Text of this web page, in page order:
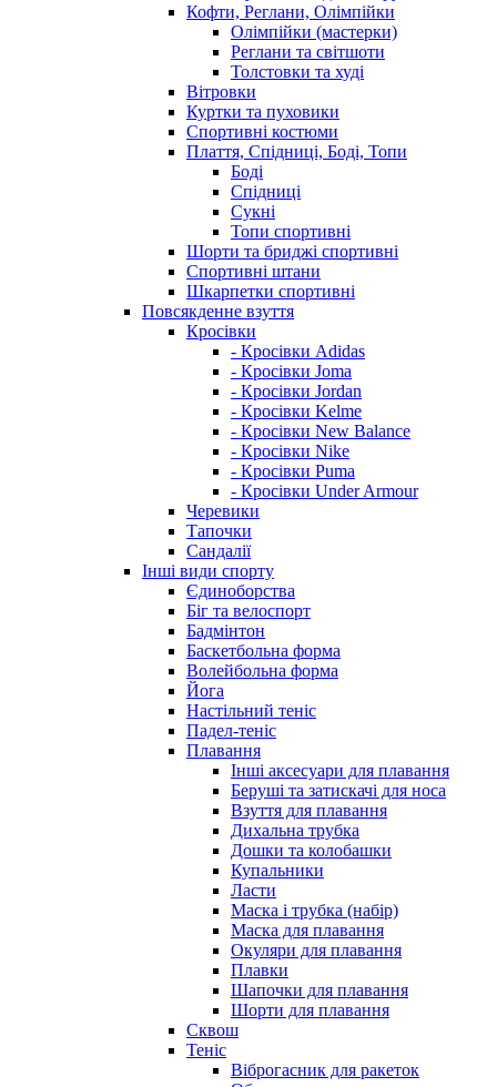
Кофти, Реглани, Олімпійки
Олімпійки (мастерки)
Реглани та світшоти
Толстовки та худі
Вітровки
Куртки та пуховики
Спортивні костюми
Плаття, Спідниці, Боді, Топи
Боді
Спідниці
Сукні
Топи спортивні
Шорти та бриджі спортивні
Спортивні штани
Шкарпетки спортивні
Повсякденне взуття
Кросівки
- Кросівки Adidas
- Кросівки Joma
- Кросівки Jordan
- Кросівки Kelme
- Кросівки New Balance
- Кросівки Nike
- Кросівки Puma
- Кросівки Under Armour
Черевики
Тапочки
Сандалії
Інші види спорту
Єдиноборства
Біг та велоспорт
Бадмінтон
Баскетбольна форма
Волейбольна форма
Йога
Настільний теніс
Падел-теніс
Плавання
Інші аксесуари для плавання
Беруші та затискачі для носа
Взуття для плавання
Дихальна трубка
Дошки та колобашки
Купальники
Ласти
Маска і трубка (набір)
Маска для плавання
Окуляри для плавання
Плавки
Шапочки для плавання
Шорти для плавання
Сквош
Теніс
Віброгасник для ракеток